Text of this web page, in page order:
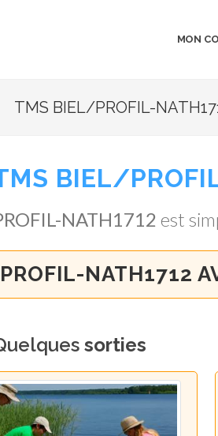
MON
TMS BIEL/PROFIL-
BIEL/
NATH1712 est
NATH1712
sorties